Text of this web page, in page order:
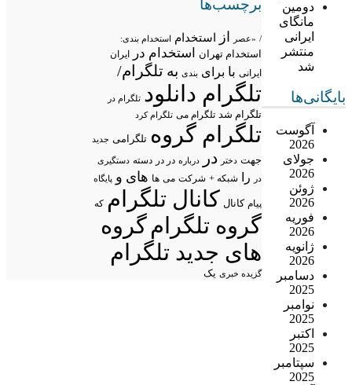
دومین
مانگای
ایرانی
منتشر
شد
بایگانی‌ها
آگوست
2026
جولای
2026
ژوئن
2026
فوریه
2026
ژانویه
2026
دسامبر
2025
نوامبر
2025
اکتبر
2025
سپتامبر
2025
برچسب‌ها
/ «عصر از استخدام استخدام بندی:
استخدام تهران استخدام در ایران
ایرانی با برای بندی به تلگرام/
تلگرام دانلود تلگرام در
تلگرام شد تلگرام می تلگرام کرد
تلگرام گروه تلگرامی جدید
جهت دختر در درباره در در دسته دستگیری
در
را شبکه + شرکت می ها های و پایگاه
پیام کانال کانال تلگرام که
گروه تلگرامگروه
های جدید تلگرام
گزیده خبری یک